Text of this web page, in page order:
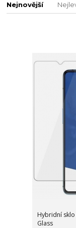
Nejnovější
Hybridní sklo
Glass